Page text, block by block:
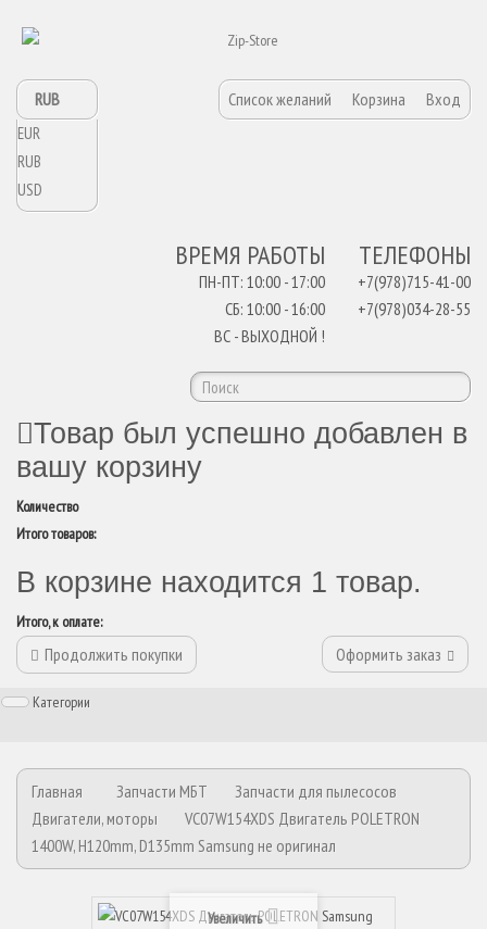
Список желаний Корзина Вход
RUB
EUR
RUB
USD
ТЕЛЕФОНЫ
+7(978)715-41-00
+7(978)034-28-55
ВРЕМЯ РАБОТЫ
ПН-ПТ: 10:00 - 17:00
СБ: 10:00 - 16:00
ВС - ВЫХОДНОЙ !
Товар был успешно добавлен в
вашу корзину
Количество
Итого товаров:
В корзине находится 1 товар.
Итого, к оплате:
Продолжить покупки Оформить заказ
Категории
Главная Запчасти МБТ
Запчасти для пылесосов
Двигатели, моторы
VC07W154XDS Двигатель POLETRON
1400W, H120mm, D135mm Samsung не оригинал
Увеличить